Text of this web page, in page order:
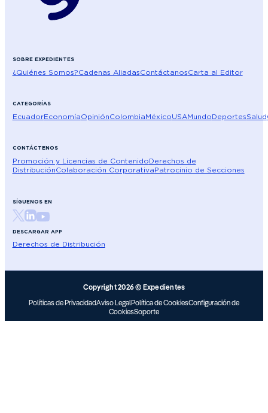
SOBRE EXPEDIENTES
¿Quiénes Somos?Cadenas AliadasContáctanosCarta al Editor
CATEGORÍAS
EcuadorEconomíaOpiniónColombiaMéxicoUSAMundoDeportesSalud
CONTÁCTENOS
Promoción y Licencias de ContenidoDerechos de
DistribuciónColaboración CorporativaPatrocinio de Secciones
SÍGUENOS EN
DESCARGAR APP
Derechos de Distribución
Copyright 2026 © Expedientes
Políticas de PrivacidadAviso LegalPolítica de CookiesConfiguración de
CookiesSoporte